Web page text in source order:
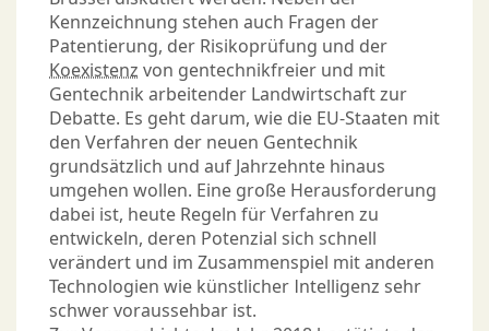
Kennzeichnung stehen auch Fragen der
Patentierung, der Risikoprüfung und der
Koexistenz von gentechnikfreier und mit
Gentechnik arbeitender Landwirtschaft zur
Debatte. Es geht darum, wie die EU-Staaten mit
den Verfahren der neuen Gentechnik
grundsätzlich und auf Jahrzehnte hinaus
umgehen wollen. Eine große Herausforderung
dabei ist, heute Regeln für Verfahren zu
entwickeln, deren Potenzial sich schnell
verändert und im Zusammenspiel mit anderen
Technologien wie künstlicher Intelligenz sehr
schwer voraussehbar ist.